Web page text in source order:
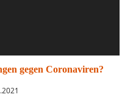
gegen Coronaviren?